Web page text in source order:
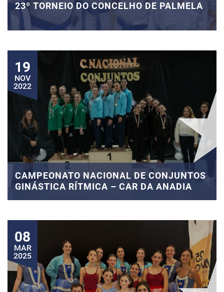
23º TORNEIO DO CONCELHO DE PALMELA
19
NOV
2022
CAMPEONATO NACIONAL DE CONJUNTOS
GINÁSTICA RÍTMICA – CAR DA ANADIA
08
MAR
2025